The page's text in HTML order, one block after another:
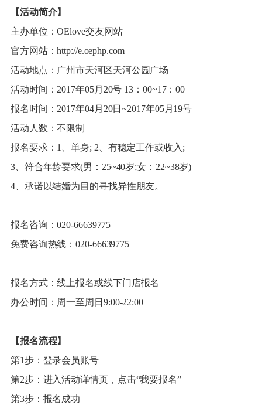
【活动简介】
主办单位：OElove交友网站
官方网站：http://e.oephp.com
活动地点：广州市天河区天河公园广场
活动时间：2017年05月20号 13：00~17：00
报名时间：2017年04月20日~2017年05月19号
活动人数：不限制
报名要求：1、单身; 2、有稳定工作或收入;
3、符合年龄要求(男：25~40岁;女：22~38岁)
4、承诺以结婚为目的寻找异性朋友。
报名咨询：020-66639775
免费咨询热线：020-66639775
报名方式：线上报名或线下门店报名
办公时间：周一至周日9:00-22:00
【报名流程】
第1步：登录会员账号
第2步：进入活动详情页，点击“我要报名”
第3步：报名成功